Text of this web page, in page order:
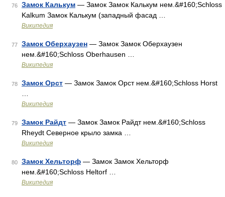
76 Замок Калькум — Замок Замок Калькум нем.&#160;Schloss
Kalkum Замок Калькум (западный фасад …
Википедия
77 Замок Оберхаузен — Замок Замок Оберхаузен
нем.&#160;Schloss Oberhausen …
Википедия
78 Замок Орст — Замок Замок Орст нем.&#160;Schloss Horst
Википедия
79 Замок Райдт — Замок Замок Райдт нем.&#160;Schloss
Rheydt Северное крыло замка …
Википедия
80 Замок Хельторф — Замок Замок Хельторф
нем.&#160;Schloss Heltorf …
Википедия